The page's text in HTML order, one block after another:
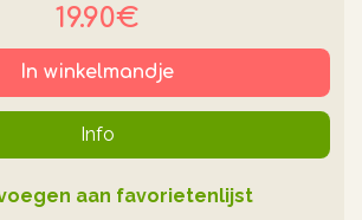
19.90€
In winkelmandje
Info
aan favorietenlijst